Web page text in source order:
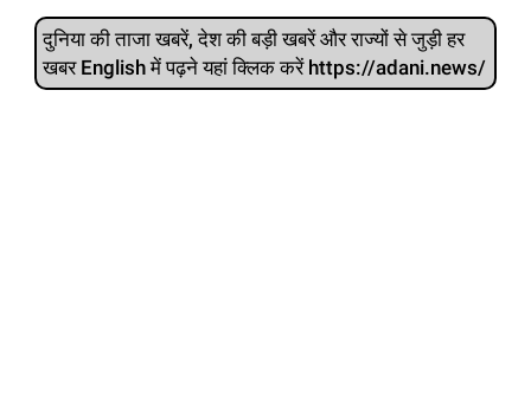
दुनिया की ताजा खबरें, देश की बड़ी खबरें और राज्‍यों से जुड़ी हर
खबर English में पढ़ने यहां क्लिक करें https://adani.news/